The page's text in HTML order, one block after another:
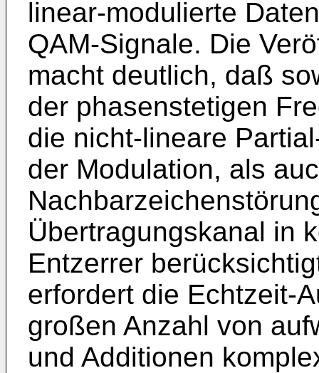
linear-modulierte
QAM-Signale. Die
macht deutlich, daß
der phasenstetigen
die nicht-lineare
der Modula­tion, als
Übertragungskanal in
Entzerrer
erfordert die Echtzeit-
großen Anzahl von
und Additionen